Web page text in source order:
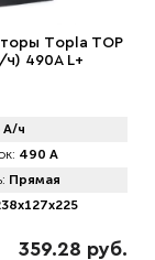
Tоpla TOP
490A L+
А/ч
490 А
Прямая
359.28 руб.